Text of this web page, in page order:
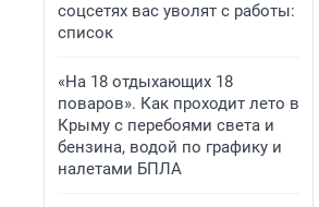
соцсетях вас уволят с работы:
список
«На 18 отдыхающих 18
поваров». Как проходит лето в
Крыму с перебоями света и
бензина, водой по графику и
налетами БПЛА